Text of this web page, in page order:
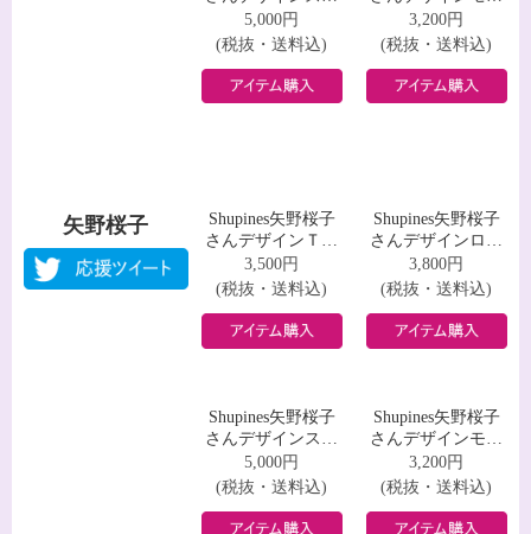
Shupines藤乃さや
さんデザインスウ
ェット
5,000円
(税抜・送料込)
Shupines藤乃さや
さんデザインモバ
イルバッテリー
3,200円
(税抜・送料込)
凪白らん
Shupines凪白らん
さんデザインＴシ
ャツ
3,500円
(税抜・送料込)
Shupines凪白らん
さんデザインロン
グスリーブＴシャ
3,800円
(税抜・送料込)
Shupines凪白らん
さんデザインスウ
ェット
5,000円
Shupines凪白らん
さんデザインモバ
イルバッテリー
3,200円